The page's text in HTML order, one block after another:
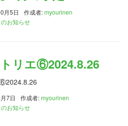
月5日 作成者:myourinen
お知らせ
リエ⑥2024.8.26
7日 作成者:myourinen
お知らせ